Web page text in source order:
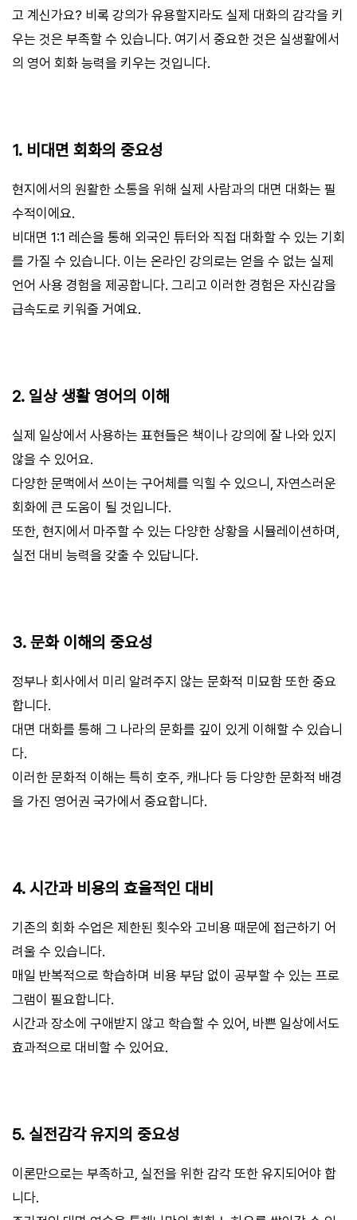
고 계신가요? 비록 강의가 유용할지라도 실제 대화의 감각을 키
우는 것은 부족할 수 있습니다. 여기서 중요한 것은 실생활에서
의 영어 회화 능력을 키우는 것입니다.
1. 비대면 회화의 중요성
현지에서의 원활한 소통을 위해 실제 사람과의 대면 대화는 필
수적이에요.
비대면 1:1 레슨을 통해 외국인 튜터와 직접 대화할 수 있는 기회
를 가질 수 있습니다. 이는 온라인 강의로는 얻을 수 없는 실제
언어 사용 경험을 제공합니다. 그리고 이러한 경험은 자신감을
급속도로 키워줄 거예요.
2. 일상 생활 영어의 이해
실제 일상에서 사용하는 표현들은 책이나 강의에 잘 나와 있지
않을 수 있어요.
다양한 문맥에서 쓰이는 구어체를 익힐 수 있으니, 자연스러운
회화에 큰 도움이 될 것입니다.
또한, 현지에서 마주할 수 있는 다양한 상황을 시뮬레이션하며,
실전 대비 능력을 갖출 수 있답니다.
3. 문화 이해의 중요성
정부나 회사에서 미리 알려주지 않는 문화적 미묘함 또한 중요
합니다.
대면 대화를 통해 그 나라의 문화를 깊이 있게 이해할 수 있습니
다.
이러한 문화적 이해는 특히 호주, 캐나다 등 다양한 문화적 배경
을 가진 영어권 국가에서 중요합니다.
4. 시간과 비용의 효율적인 대비
기존의 회화 수업은 제한된 횟수와 고비용 때문에 접근하기 어
려울 수 있습니다.
매일 반복적으로 학습하며 비용 부담 없이 공부할 수 있는 프로
그램이 필요합니다.
시간과 장소에 구애받지 않고 학습할 수 있어, 바쁜 일상에서도
효과적으로 대비할 수 있어요.
5. 실전감각 유지의 중요성
이론만으로는 부족하고, 실전을 위한 감각 또한 유지되어야 합
니다.